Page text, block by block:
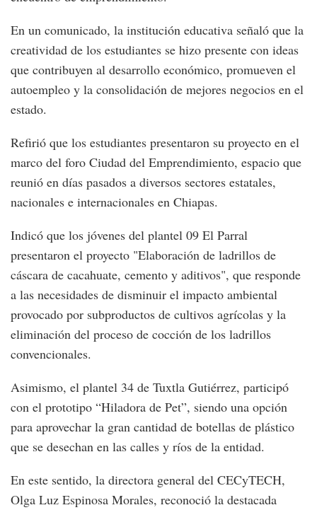
En un comunicado, la institución educativa señaló que la
creatividad de los estudiantes se hizo presente con ideas
que contribuyen al desarrollo económico, promueven el
autoempleo y la consolidación de mejores negocios en el
estado.
Refirió que los estudiantes presentaron su proyecto en el
marco del foro Ciudad del Emprendimiento, espacio que
reunió en días pasados a diversos sectores estatales,
nacionales e internacionales en Chiapas.
Indicó que los jóvenes del plantel 09 El Parral
presentaron el proyecto "Elaboración de ladrillos de
cáscara de cacahuate, cemento y aditivos", que responde
a las necesidades de disminuir el impacto ambiental
provocado por subproductos de cultivos agrícolas y la
eliminación del proceso de cocción de los ladrillos
convencionales.
Asimismo, el plantel 34 de Tuxtla Gutiérrez, participó
con el prototipo “Hiladora de Pet”, siendo una opción
para aprovechar la gran cantidad de botellas de plástico
que se desechan en las calles y ríos de la entidad.
En este sentido, la directora general del CECyTECH,
Olga Luz Espinosa Morales, reconoció la destacada